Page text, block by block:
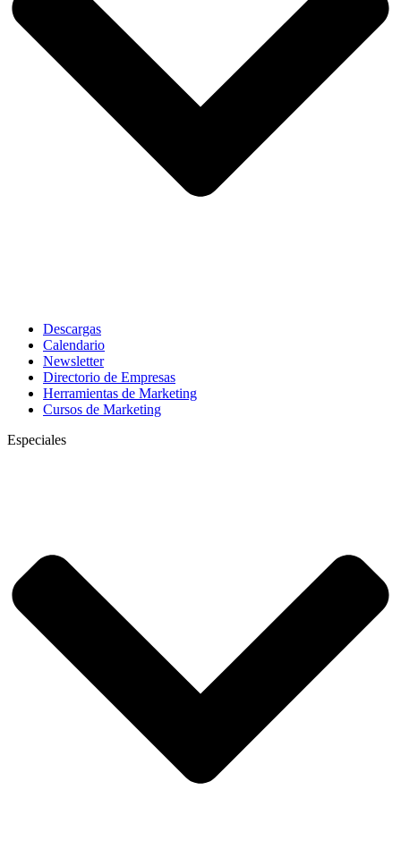
Descargas
Calendario
Newsletter
Directorio de Empresas
Herramientas de Marketing
Cursos de Marketing
Especiales